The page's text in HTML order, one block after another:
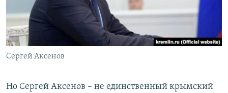
Сергей Аксенов
​Но Сергей Аксенов – не единственный крымский